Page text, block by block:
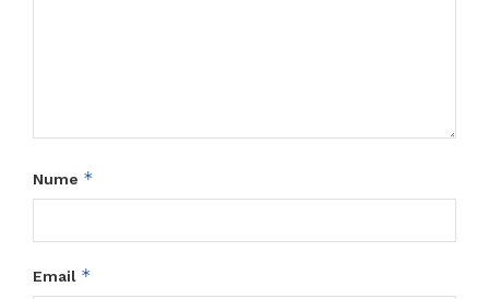
Nume *
Email *